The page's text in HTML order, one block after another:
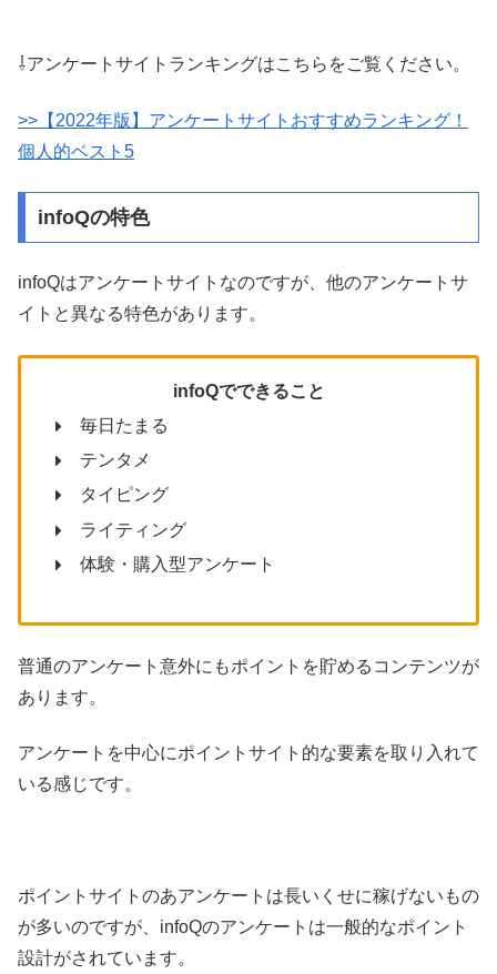
⇩アンケートサイトランキングはこちらをご覧ください。
>>【2022年版】アンケートサイトおすすめランキング！
個人的ベスト5
infoQの特色
infoQはアンケートサイトなのですが、他のアンケートサ
イトと異なる特色があります。
infoQでできること
毎日たまる
テンタメ
タイピング
ライティング
体験・購入型アンケート
普通のアンケート意外にもポイントを貯めるコンテンツが
あります。
アンケートを中心にポイントサイト的な要素を取り入れて
いる感じです。
ポイントサイトのあアンケートは長いくせに稼げないもの
が多いのですが、infoQのアンケートは一般的なポイント
設計がされています。